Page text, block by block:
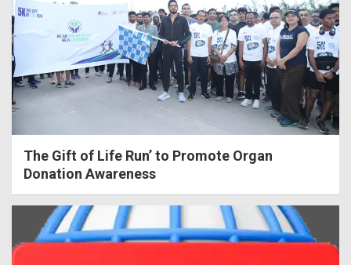
The Gift of Life Run’ to Promote Organ
Donation Awareness